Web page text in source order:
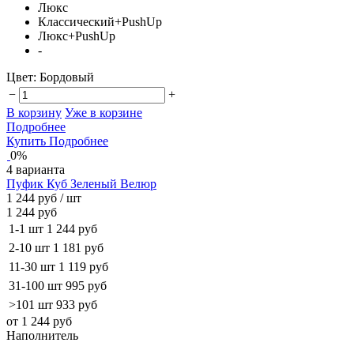
Люкс
Классический+PushUp
Люкс+PushUp
-
Цвет: Бордовый
−
+
В корзину Уже в корзине
Подробнее
Купить Подробнее
0%
4 варианта
Пуфик Куб Зеленый Велюр
1 244 руб / шт
1 244 руб
1-1 шт 1 244 руб
2-10 шт 1 181 руб
11-30 шт 1 119 руб
31-100 шт 995 руб
>101 шт 933 руб
от 1 244 руб
Наполнитель